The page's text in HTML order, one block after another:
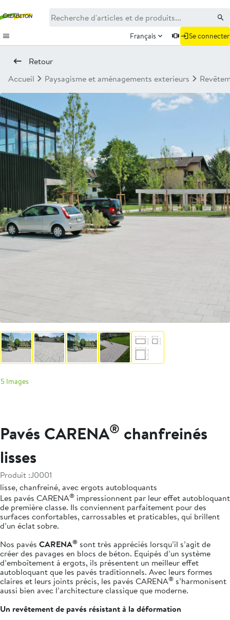
Français Se connecter
Retour
Accueil
Paysagisme et aménagements exterieurs
5 Images
Pavés CARENA® chanfreinés
lisses
Produit :J0001
lisse, chanfreiné, avec ergots autobloquants
Les pavés CARENA® impressionnent par leur effet autobloquant
de première classe. Ils conviennent parfaitement pour des
surfaces confortables, carrossables et praticables, qui brillent
d’un éclat sobre.
Nos pavés CARENA® sont très appréciés lorsqu’il s’agit de
créer des pavages en blocs de béton. Equipés d’un système
d’emboîtement à ergots, ils présentent un meilleur effet
autobloquant que les pavés traditionnels. Avec leurs formes
claires et leurs joints précis, les pavés CARENA® s’harmonisent
aussi bien avec l’architecture classique que moderne.
Un revêtement de pavés résistant à la déformation